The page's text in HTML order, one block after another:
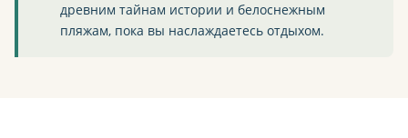
древним тайнам истории и белоснежным
пляжам, пока вы наслаждаетесь отдыхом.